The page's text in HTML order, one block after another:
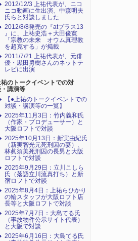
2012/12/3 上祐代表が、ニコ
ニコ動画に生出演、中森明夫
氏らと対談しました
2012/8/8発売の『atプラス13
』に、上祐史浩＋大田俊寛
「宗教の未来 オウム真理教
を超克する」が掲載
2011/7/21 上祐代表が、元俳
優・黒田勇樹さんのネットテ
レビに出演
のトークイベントでの対
講演等
【●上祐のトークイベントでの
対談・講演等の一覧】
2025年11月3日：竹内義和氏
（作家・プロデューサー）と
大阪ロフトで対談
2025年10月13日：新実由紀氏
（新実智光元死刑囚の妻）、
林眞須美死刑囚の長男と大阪
ロフトで対談
2025年9月29日：立川こしら
氏（落語立川流真打ち）と新
宿ロフトで対談
2025年8月4日：上祐らひかり
の輪スタッフが大阪ロフト店
長等と大阪ロフトで対談
2025年7月7日：大島てる氏
（事故物件公示サイト代表）
と大阪で対談
2025年6月16日：大島てる氏